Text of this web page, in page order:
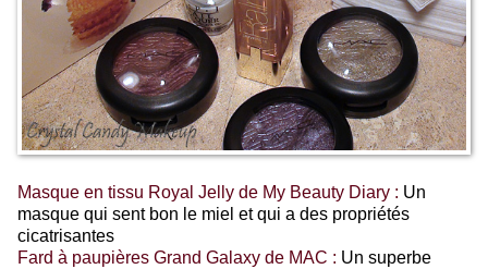
Masque en tissu Royal Jelly de My Beauty Diary : Un
masque qui sent bon le miel et qui a des propriétés
cicatrisantes
Fard à paupières Grand Galaxy de MAC : Un superbe